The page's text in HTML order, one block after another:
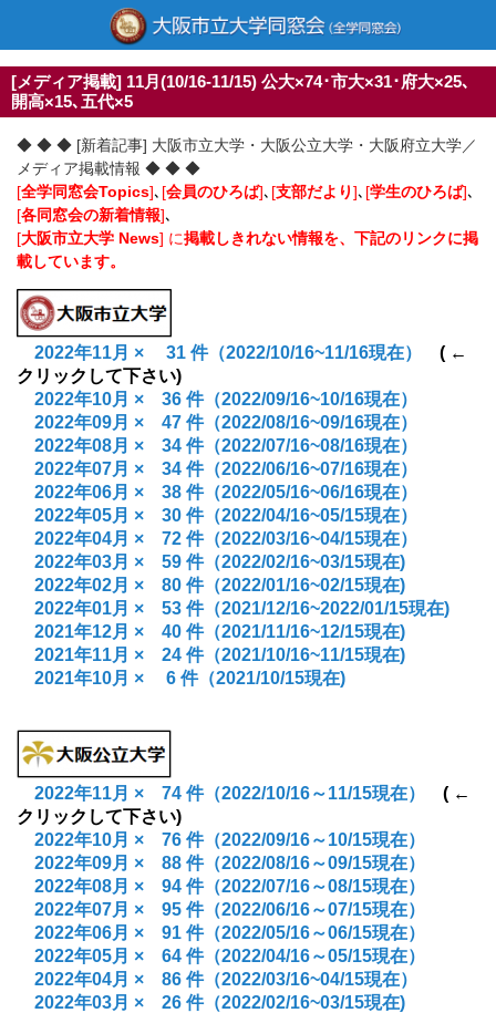
[メディア掲載] 11月(10/16-11/15) 公大×74･市大×31･府大×25､
開高×15､五代×5
◆ ◆ ◆ [新着記事] 大阪市立大学・大阪公立大学・大阪府立大学／
メディア掲載情報 ◆ ◆ ◆
[全学同窓会Topics]､ [会員のひろば]､ [支部だより]､ [学生のひろば]､
[各同窓会の新着情報]､
[大阪市立大学 News] に掲載しきれない情報を、下記のリンクに掲
載しています。
2022年11月 × 31 件（2022/10/16~11/16現在）
( ←
クリックして下さい)
2022年10月 × 36 件（2022/09/16~10/16現在）
2022年09月 × 47 件（2022/08/16~09/16現在）
2022年08月 × 34 件（2022/07/16~08/16現在）
2022年07月 × 34 件（2022/06/16~07/16現在）
2022年06月 × 38 件（2022/05/16~06/16現在）
2022年05月 × 30 件（2022/04/16~05/15現在）
2022年04月 × 72 件（2022/03/16~04/15現在）
2022年03月 × 59 件（2022/02/16~03/15現在)
2022年02月 × 80 件（2022/01/16~02/15現在)
2022年01月 × 53 件（2021/12/16~2022/01/15現在)
2021年12月 × 40 件（2021/11/16~12/15現在)
2021年11月 × 24 件（2021/10/16~11/15現在)
2021年10月 × 6 件（2021/10/15現在)
2022年11月 × 74 件（2022/10/16～11/15現在）
( ←
クリックして下さい)
2022年10月 × 76 件（2022/09/16～10/15現在）
2022年09月 × 88 件（2022/08/16～09/15現在）
2022年08月 × 94 件（2022/07/16～08/15現在）
2022年07月 × 95 件（2022/06/16～07/15現在）
2022年06月 × 91 件（2022/05/16～06/15現在）
2022年05月 × 64 件（2022/04/16～05/15現在）
2022年04月 × 86 件（2022/03/16~04/15現在）
2022年03月 × 26 件（2022/02/16~03/15現在)